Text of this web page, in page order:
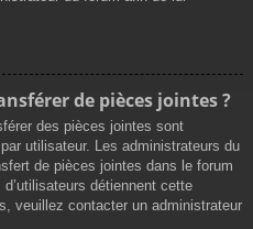
de pièces jointes ?
des pièces jointes sont
utilisateur. Les administrateurs du
de pièces jointes dans le forum
détiennent cette
veuillez contacter un administrateur